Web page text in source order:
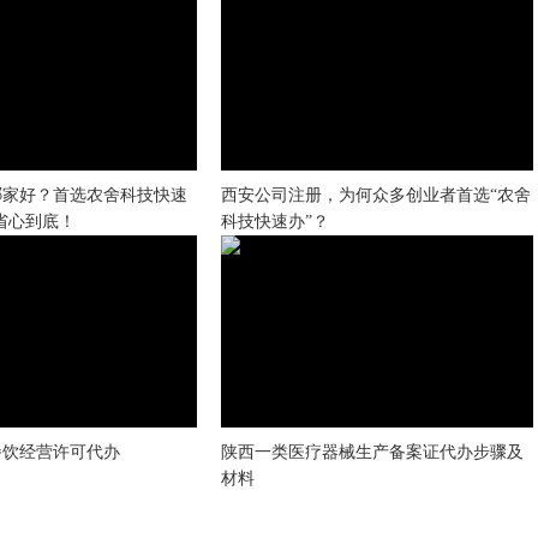
好？首选农舍科技快速
心到底！
西安公司注册，为何众多创业者首选“农舍
科技快速办”？
经营许可代办
陕西一类医疗器械生产备案证代办步骤及
材料